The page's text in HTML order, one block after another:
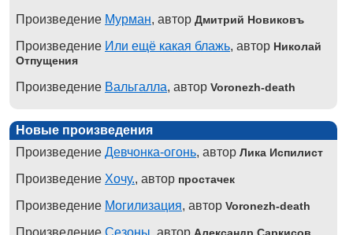
Произведение Мурман, автор Дмитрий Новиковъ
Произведение Или ещё какая блажь, автор Николай
Отпущения
Произведение Вальгалла, автор Voronezh-death
Новые произведения
Произведение Девчонка-огонь, автор Лика Испилист
Произведение Хочу., автор простачек
Произведение Могилизация, автор Voronezh-death
Произведение Сезоны , автор